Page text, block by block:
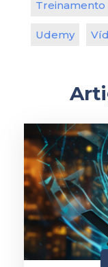
Treinamento
Udemy